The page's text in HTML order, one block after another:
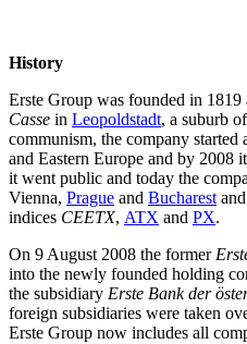
History
Erste Group was founded in 1819
Casse in Leopoldstadt, a suburb of
communism, the company started
and Eastern Europe and by 2008
it went public and today the
Vienna, Prague and Bucharest
indices CEETX, ATX and PX.
On 9 August 2008 the former
into the newly founded holding
the subsidiary Erste Bank der
foreign subsidiaries were taken
Erste Group now includes all